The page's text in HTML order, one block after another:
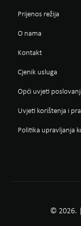
Prijenos režija
O nama
Kontakt
Cjenik usluga
Opći uvjeti
Uvjeti korištenja i
Politika upravljanja
© 2026.